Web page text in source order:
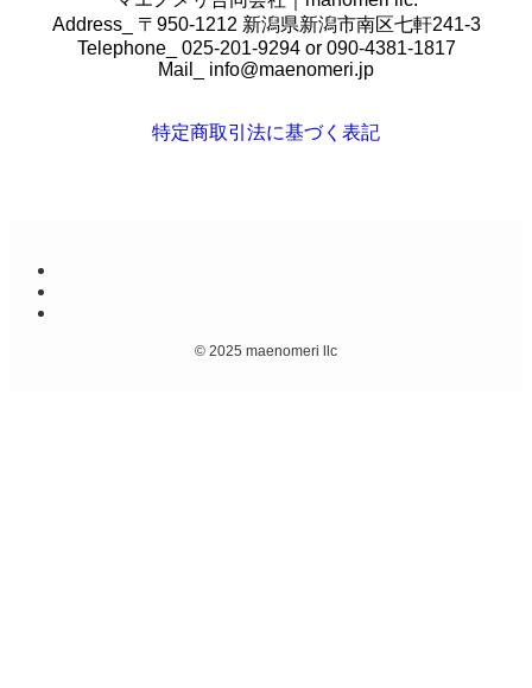
Address_ 〒950-1212 新潟県新潟市南区七軒241-3
Telephone_ 025-201-9294 or 090-4381-1817
Mail_ info@maenomeri.jp
特定商取引法に基づく表記
© 2025 maenomeri llc